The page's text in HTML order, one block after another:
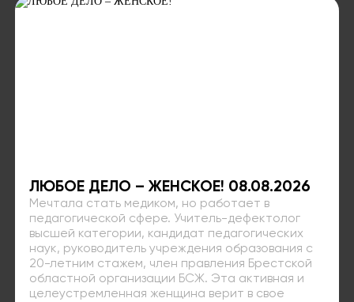
ЛЮБОЕ ДЕЛО – ЖЕНСКОЕ! 08.08.2026
Мечтала стать медиком, но работает в
педагогической сфере. Учитель-дефектолог
высшей категории, кандидат педагогических
наук, руководитель учреждения образования с
20-летним стажем, член правления Брестской
областной организации БСЖ. Эта активная и
целеустремленная женщина верит в свое